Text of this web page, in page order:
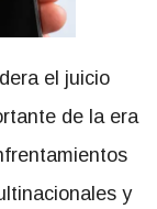
el juicio
de la era
y